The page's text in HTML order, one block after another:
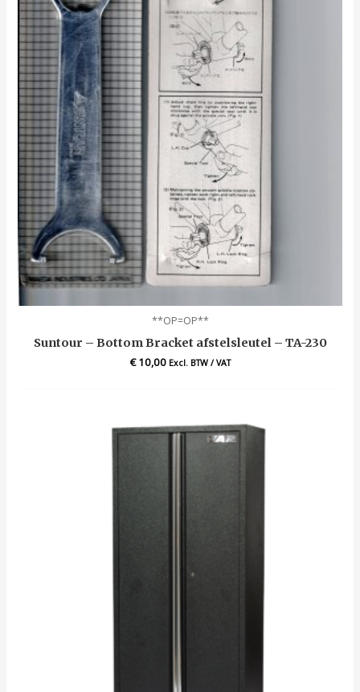
**OP=OP**
Suntour – Bottom Bracket afstelsleutel – TA-230
€10,00 Excl. BTW / VAT